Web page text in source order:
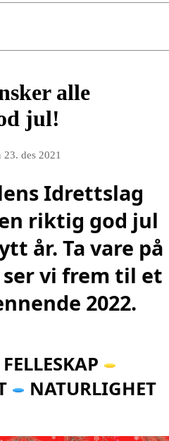
alle
jul!
23. des 2021
Idrettslag
riktig god jul
år. Ta vare på
ser vi frem til et
2022.
FELLESKAP
NATURLIGHET